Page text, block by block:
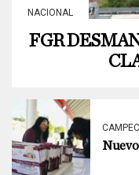
NACIONAL
FGR